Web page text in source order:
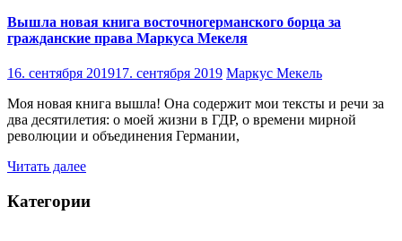
Вышла новая книга восточногерманского борца за
гражданские права Маркуса Мекеля
16. сентября 201917. сентября 2019 Маркус Мекель
Моя новая книга вышла! Она содержит мои тексты и речи за
два десятилетия: о моей жизни в ГДР, о времени мирной
революции и объединения Германии,
Читать далее
Категории